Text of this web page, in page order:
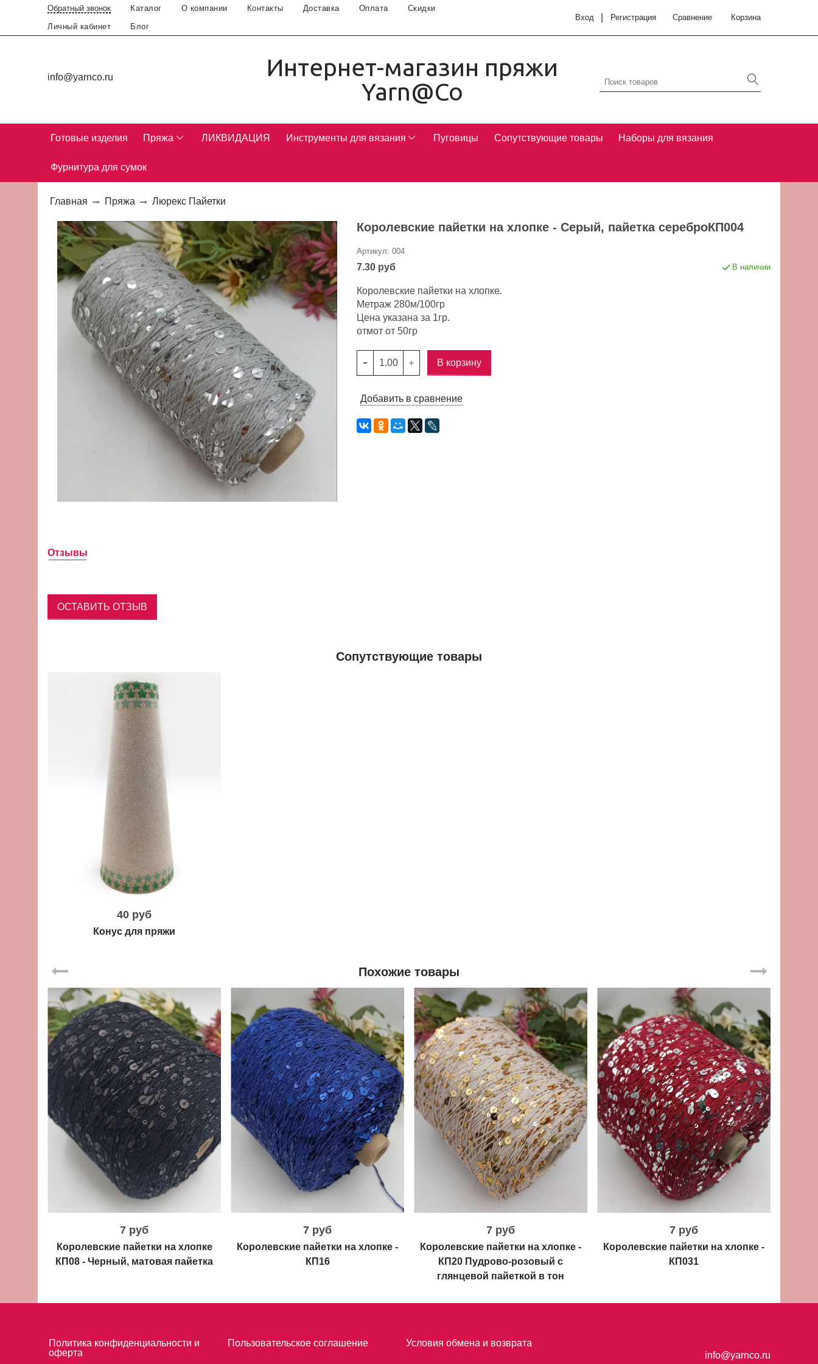
Обратный звонок Каталог О компании Контакты Доставка Оплата Скидки
Личный кабинет Блог
Вход Регистрация Сравнение Корзина
info@yarnco.ru
Интернет-магазин пряжи
Yarn@Co
Готовые изделия Пряжа ЛИКВИДАЦИЯ Инструменты для вязания Пуговицы Сопутствующие товары Наборы для вязания
Фурнитура для сумок
Главная Пряжа Люрекс Пайетки
Королевские пайетки на хлопке - Серый, пайетка сереброКП004
Артикул: 004
7.30 руб В наличии
Королевские пайетки на хлопке.
Метраж 280м/100гр
Цена указана за 1гр.
отмот от 50гр
В корзину
Добавить в сравнение
Отзывы
ОСТАВИТЬ ОТЗЫВ
Сопутствующие товары
40 руб
Конус для пряжи
Похожие товары
7 руб
Королевские пайетки на хлопке
КП08 - Черный, матовая пайетка
7 руб
Королевские пайетки на хлопке -
КП16
7 руб
Королевские пайетки на хлопке -
КП20 Пудрово-розовый с
глянцевой пайеткой в тон
7 руб
Королевские пайетки на хлопке -
КП031
Политика конфиденциальности и
оферта
Пользовательское соглашение
Условия обмена и возврата
info@yarnco.ru